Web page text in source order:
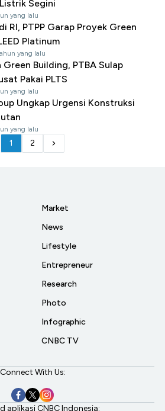
Segini
yang lalu
RI, PTPP Garap Proyek Green
Platinum
yang lalu
Green Building, PTBA Sulap
Pakai PLTS
yang lalu
Ungkap Urgensi Konstruksi
yang lalu
1 2
Market
News
Lifestyle
Entrepreneur
Research
Photo
Infographic
CNBC TV
Connect With Us:
aplikasi CNBC Indonesia: